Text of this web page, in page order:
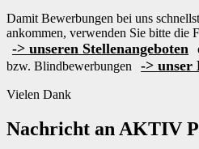
Master-Vendor-Management
Personalvermittlung [PV]
Bescheinigungen & Zertifikate
Damit Be­wer­bun­gen bei uns
an­kom­men, ver­wen­den Sie bitte die
-> unseren Stellenangeboten
bzw. Blind­be­wer­bun­gen
-> unser
Vielen Dank
Nachricht an AKTIV